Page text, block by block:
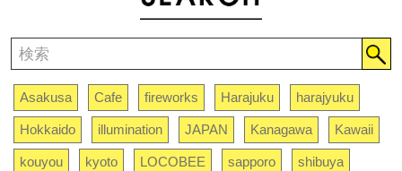
Asakusa Cafe fireworks Harajuku harajyuku
Hokkaido illumination JAPAN Kanagawa Kawaii
kouyou kyoto LOCOBEE sapporo shibuya